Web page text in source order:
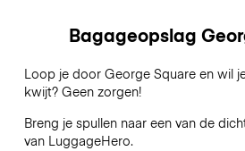
Bagageopslag
Loop je door George Square en wil
kwijt? Geen zorgen!
Breng je spullen naar een van de
van LuggageHero.